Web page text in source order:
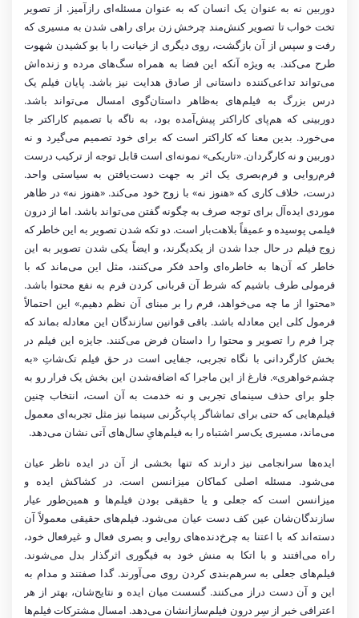
دوربین نه به عنوان یک انسان که به عنوان مسئله‌ای رازآمیز. از تصویر
تخت خواب تا تصویر کنش‌مند چرخش زن برای راهی شدن به مسیری که
رفت و سپس از آن بازگشت، روی دیگری از خیانت را با بو کشیدن شهوت
طرح می‌کند. به ویژه آنکه این فضا به همراه سگ‌های مرده و زنده‌اش
می‌تواند تداعی‌کننده داستانی از صادق هدایت نیز باشد. پایان فیلم یک
درس بزرگ به فیلم‌های به‌ظاهر داستان‌گوی امسال می‌تواند باشد.
دوربینی که هم‌پای کاراکتر پیش‌آمده ‌بود، به ناگه با تصمیم کاراکتر جا
می‌خورد. بدین معنا که کاراکتر است که برای خود تصمیم می‌گیرد و نه
دوربین و نه کارگردان. «تاریکی» نمونه‌ای است قابل توجه از ترکیب درست
فرم‌روایی و فرم‌بصری یک اثر به جهت دست‌یافتن به سیاستی واحد.
درست، خلاف کاری که «هنوز نه» با زوج خود می‌کند. «هنوز نه» در ظاهر
موردی ایده‌آل برای توجه صرف به چگونه‌ گفتن می‌تواند باشد. اما از درون
فیلمی پوسیده و عمیقاً بلاهت‌بار است. دو تکه شدن تصویر به این خاطر که
زوج فیلم در حال جدا شدن از یکدیگرند، و ایضاً یکی شدن تصویر به این
خاطر که آن‌ها به خاطره‌ای واحد فکر می‌کنند، مثل این می‌ماند که با
فرمولی طرف باشیم که شرط آن قربانی کردن فرم به نفع محتوا باشد.
«محتوا از ما چه می‌خواهد، فرم را بر مبنای آن نظم دهیم.» این احتمالاً
فرمول کلی این معادله باشد. باقی قوانین سازندگان این معادله بماند که
چرا فرم را تصویر و محتوا را داستان فرض می‌کنند. جایزه این فیلم در
بخش کارگردانی با نگاه تجربی، جفایی است در حق فیلم تک‌شاتِ «به
چشم‌خواهری». فارغ از این ماجرا که اضافه‌شدن این بخش یک فرار رو به
جلو برای حذف سینمای تجربی و نه خدمت به آن است، انتخاب چنین
فیلم‌هایی که حتی برای تماشاگر پاپ‌کُرنی سینما نیز مثل تجربه‌ای معمول
می‌ماند، مسیری یک‌سر اشتباه را به فیلم‌هایِ سال‌های آتی نشان می‌دهد.
ایده‌ها سرانجامی نیز دارند که تنها بخشی از آن در ایده ناظر عیان
می‌شود. مسئله اصلی کماکان میزانسن است. در کشاکش ایده و
میزانسن است که جعلی و یا حقیقی بودن‌ فیلم‌ها و همین‌طور عیار
سازندگان‎‌شان عین کف دست عیان می‌شود. فیلم‌های حقیقی معمولاً آن
دسته‌اند که با اعتنا به چرخ‌دنده‌‌های روایی و بصری فعال و غیرفعال خود،
راه می‌افتند و با اتکا به منش خود به فیگوری اثرگذار بدل می‌شوند.
فیلم‌های جعلی به سرهم‌بندی کردن روی می‌آورند. گدا صفتند و مدام به
این و آن دست دراز می‌کنند. گسست میان ایده و نتایج‌شان، بهتر از هر
اعترافی خبر از سِر درون فیلم‌سازانشان می‌دهد. امسال مشترکات فیلم‌ها